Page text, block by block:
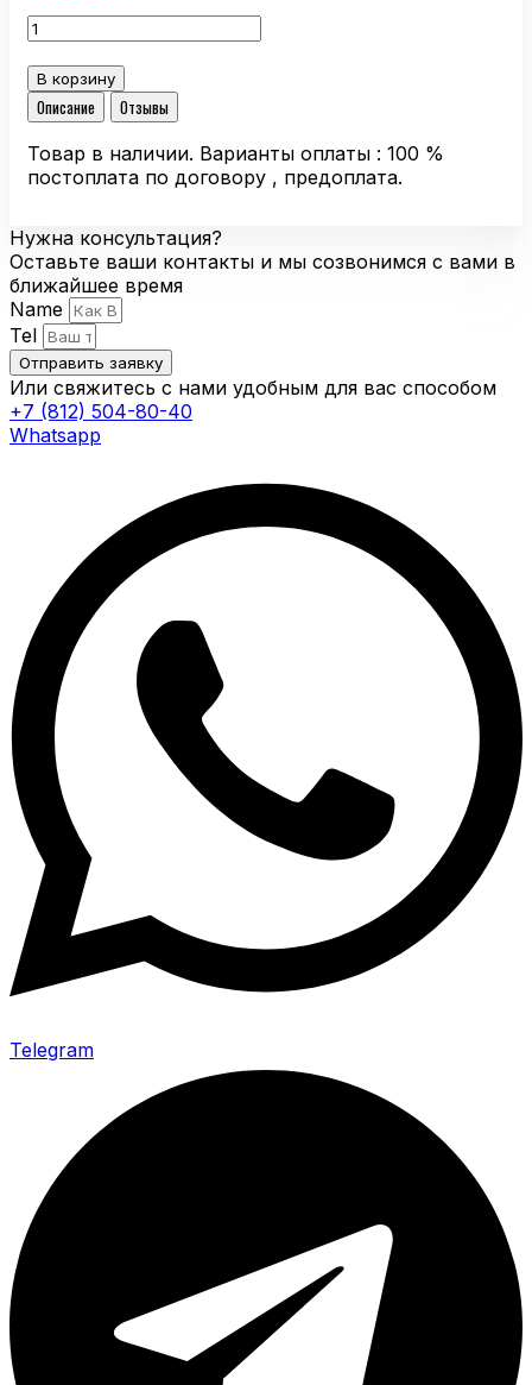
Количество
товара
Компактный
вентилятор
Ebmpapst
3254
J/2
H3PU
В корзину
Описание
Отзывы
Товар в наличии. Варианты оплаты : 100 %
постоплата по договору , предоплата.
Нужна консультация?
Оставьте ваши контакты и мы созвонимся с вами в
ближайшее время
Name
Tel
Отправить заявку
Или свяжитесь с нами удобным для вас способом
+7 (812) 504-80-40
Whatsapp
Telegram